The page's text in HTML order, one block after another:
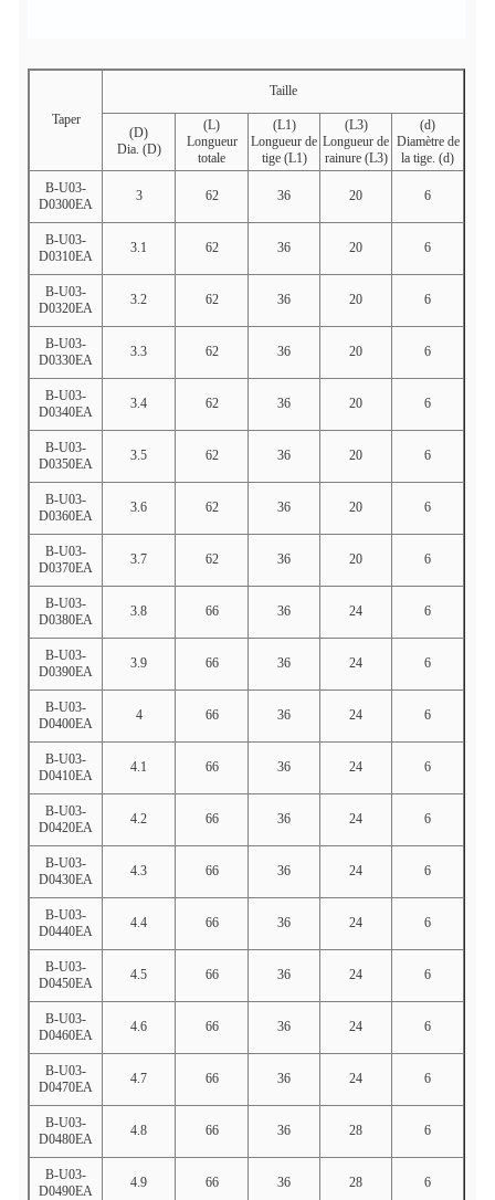
Taper
Taille
(D)
Dia. (D)
(L)
Longueur
totale
(L1)
Longueur de
tige (L1)
(L3)
Longueur de
rainure (L3)
(d)
Diamètre de
la tige. (d)
B-U03-
D0300EA
3 62 36 20 6
B-U03-
D0310EA
3.1 62 36 20 6
B-U03-
D0320EA
3.2 62 36 20 6
B-U03-
D0330EA
3.3 62 36 20 6
B-U03-
D0340EA
3.4 62 36 20 6
B-U03-
D0350EA
3.5 62 36 20 6
B-U03-
D0360EA
3.6 62 36 20 6
B-U03-
D0370EA
3.7 62 36 20 6
B-U03-
D0380EA
3.8 66 36 24 6
B-U03-
D0390EA
3.9 66 36 24 6
B-U03-
D0400EA
4 66 36 24 6
B-U03-
D0410EA
4.1 66 36 24 6
B-U03-
D0420EA
4.2 66 36 24 6
B-U03-
D0430EA
4.3 66 36 24 6
B-U03-
D0440EA
4.4 66 36 24 6
B-U03-
D0450EA
4.5 66 36 24 6
B-U03-
D0460EA
4.6 66 36 24 6
B-U03-
D0470EA
4.7 66 36 24 6
B-U03-
D0480EA
4.8 66 36 28 6
B-U03-
D0490EA
4.9 66 36 28 6